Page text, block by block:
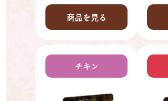
商品を見る
チキン